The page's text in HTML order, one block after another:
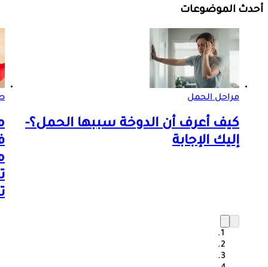
أحدث الموضوعات
مراحل الحمل
كيف أعرف أن الدوخة سببها الحمل؟-
إليك الإجابة